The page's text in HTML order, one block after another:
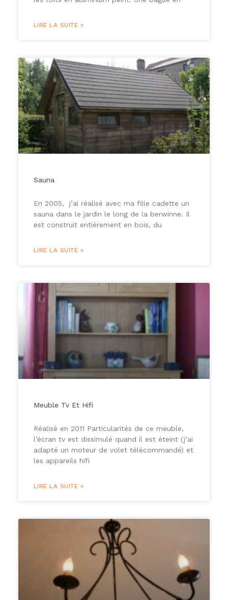
LIRE LA SUITE »
Sauna
En 2005, j’ai réalisé avec ma fille cadette un
sauna dans le jardin le long de la berwinne. Il
est construit entièrement en bois, du
LIRE LA SUITE »
Meuble Tv Et Hifi
Réalisé en 2011 Particularités de ce meuble,
l’écran tv est dissimulé quand il est éteint (j’ai
adapté un moteur de volet télécommandé) et
les appareils hifi
LIRE LA SUITE »